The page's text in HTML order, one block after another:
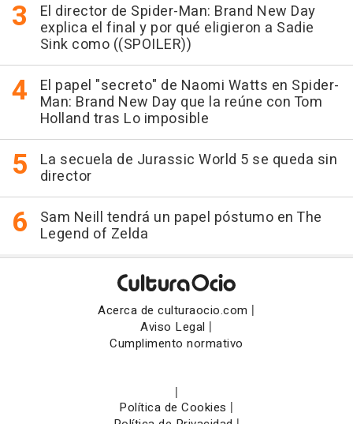
El director de Spider-Man: Brand New Day
explica el final y por qué eligieron a Sadie
Sink como ((SPOILER))
El papel "secreto" de Naomi Watts en Spider-
Man: Brand New Day que la reúne con Tom
Holland tras Lo imposible
La secuela de Jurassic World 5 se queda sin
director
Sam Neill tendrá un papel póstumo en The
Legend of Zelda
Acerca de culturaocio.com |
Aviso Legal |
Cumplimento normativo
|
Política de Cookies |